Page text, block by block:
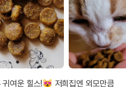
여운 힐스!😻 저희집엔 외모만큼